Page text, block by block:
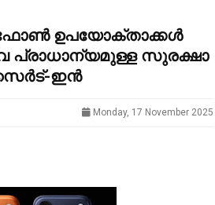
ഉപയോക്താക്കള്‍
പ്രാധാന്യമുള്ള സുരക്ഷാ
സെര്‍ട്-ഇന്‍
Monday, 17 November 2025